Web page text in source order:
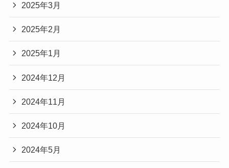
2025年3月
2025年2月
2025年1月
2024年12月
2024年11月
2024年10月
2024年5月